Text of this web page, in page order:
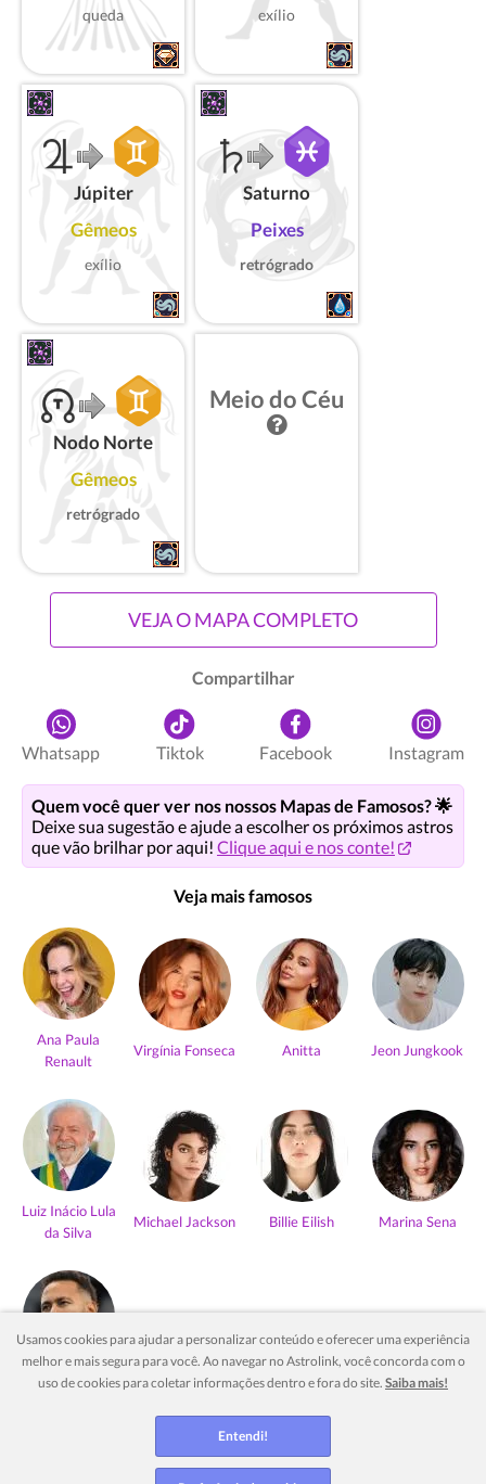
queda exílio
Júpiter
Gêmeos
exílio
Saturno
Peixes
retrógrado
Nodo Norte
Gêmeos
retrógrado
Meio do Céu
VEJA O MAPA COMPLETO
Compartilhar
Whatsapp Tiktok Facebook Instagram
Quem você quer ver nos nossos Mapas de Famosos? 🌟
Deixe sua sugestão e ajude a escolher os próximos astros
que vão brilhar por aqui! Clique aqui e nos conte!
Veja mais famosos
Ana Paula
Renault
Virgínia Fonseca Anitta Jeon Jungkook
Luiz Inácio Lula
da Silva
Michael Jackson Billie Eilish Marina Sena
Neymar Jr
Ver mais
Usamos cookies para ajudar a personalizar conteúdo e oferecer uma experiência
melhor e mais segura para você. Ao navegar no Astrolink, você concorda com o
uso de cookies para coletar informações dentro e fora do site. Saiba mais!
Entendi!